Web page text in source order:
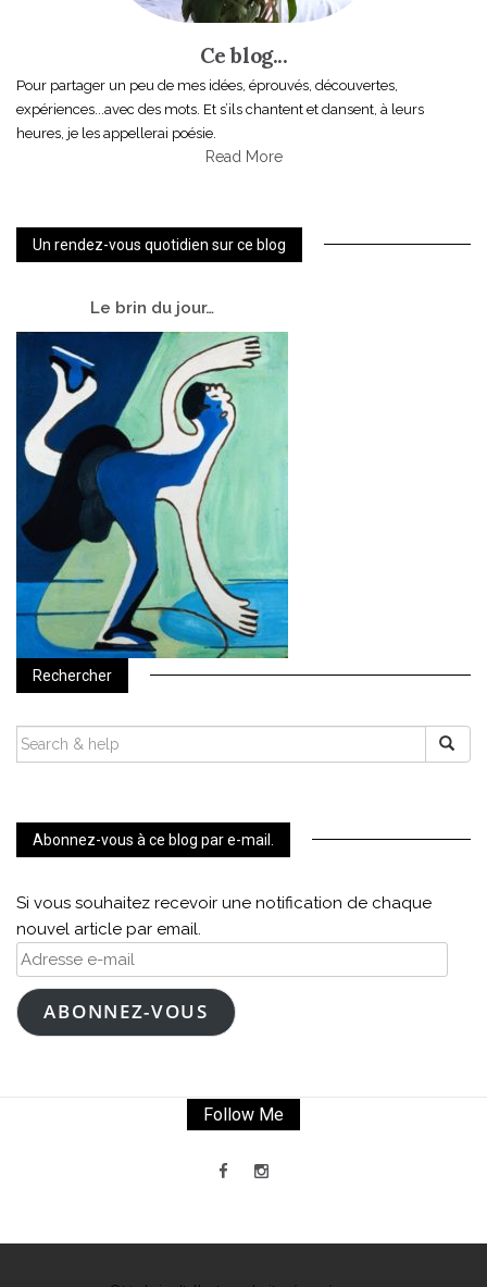
Ce blog...
Pour partager un peu de mes idées, éprouvés, découvertes,
expériences...avec des mots. Et s’ils chantent et dansent, à leurs
heures, je les appellerai poésie.
Read More
Un rendez-vous quotidien sur ce blog
Le brin du jour…
Rechercher
SEARCH
FOR:
Abonnez-vous à ce blog par e-mail.
Si vous souhaitez recevoir une notification de chaque
nouvel article par email.
Adresse
e-
mailABONNEZ-VOUS
Follow Me